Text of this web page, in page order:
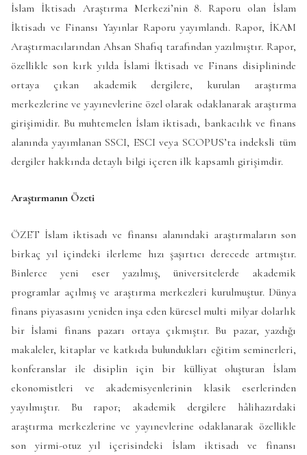
İslam İktisadı Araştırma Merkezi’nin 8. Raporu olan İslam
İktisadı ve Finansı Yayınlar Raporu yayımlandı. Rapor, İKAM
Araştırmacılarından Ahsan Shafıq tarafından yazılmıştır. Rapor,
özellikle son kırk yılda İslami İktisadı ve Finans disiplininde
ortaya çıkan akademik dergilere, kurulan araştırma
merkezlerine ve yayınevlerine özel olarak odaklanarak araştırma
girişimidir. Bu muhtemelen İslam iktisadı, bankacılık ve finans
alanında yayımlanan SSCI, ESCI veya SCOPUS’ta indeksli tüm
dergiler hakkında detaylı bilgi içeren ilk kapsamlı girişimdir.
Araştırmanın Özeti
ÖZET İslam iktisadı ve finansı alanındaki araştırmaların son
birkaç yıl içindeki ilerleme hızı şaşırtıcı derecede artmıştır.
Binlerce yeni eser yazılmış, üniversitelerde akademik
programlar açılmış ve araştırma merkezleri kurulmuştur. Dünya
finans piyasasını yeniden inşa eden küresel multi milyar dolarlık
bir İslami finans pazarı ortaya çıkmıştır. Bu pazar, yazdığı
makaleler, kitaplar ve katkıda bulundukları eğitim seminerleri,
konferanslar ile disiplin için bir külliyat oluşturan İslam
ekonomistleri ve akademisyenlerinin klasik eserlerinden
yayılmıştır. Bu rapor; akademik dergilere hâlihazırdaki
araştırma merkezlerine ve yayınevlerine odaklanarak özellikle
son yirmi-otuz yıl içerisindeki İslam iktisadı ve finansı